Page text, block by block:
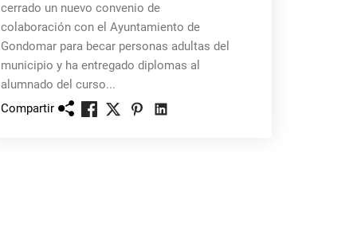
cerrado un nuevo convenio de
colaboración con el Ayuntamiento de
Gondomar para becar personas adultas del
municipio y ha entregado diplomas al
alumnado del curso...
Compartir